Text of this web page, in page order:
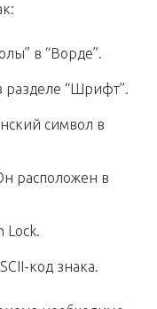
в “Ворде”.
разделе “Шрифт”.
символ в
расположен в
Lock.
код знака.